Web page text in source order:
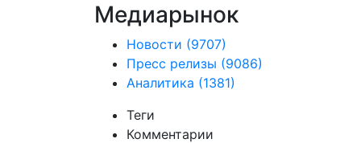
Медиарынок
Новости (9707)
Пресс релизы (9086)
Аналитика (1381)
Теги
Комментарии